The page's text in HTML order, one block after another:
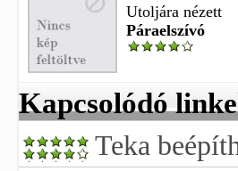
Utoljára nézett
Páraelszívó
Kapcsolódó
Teka